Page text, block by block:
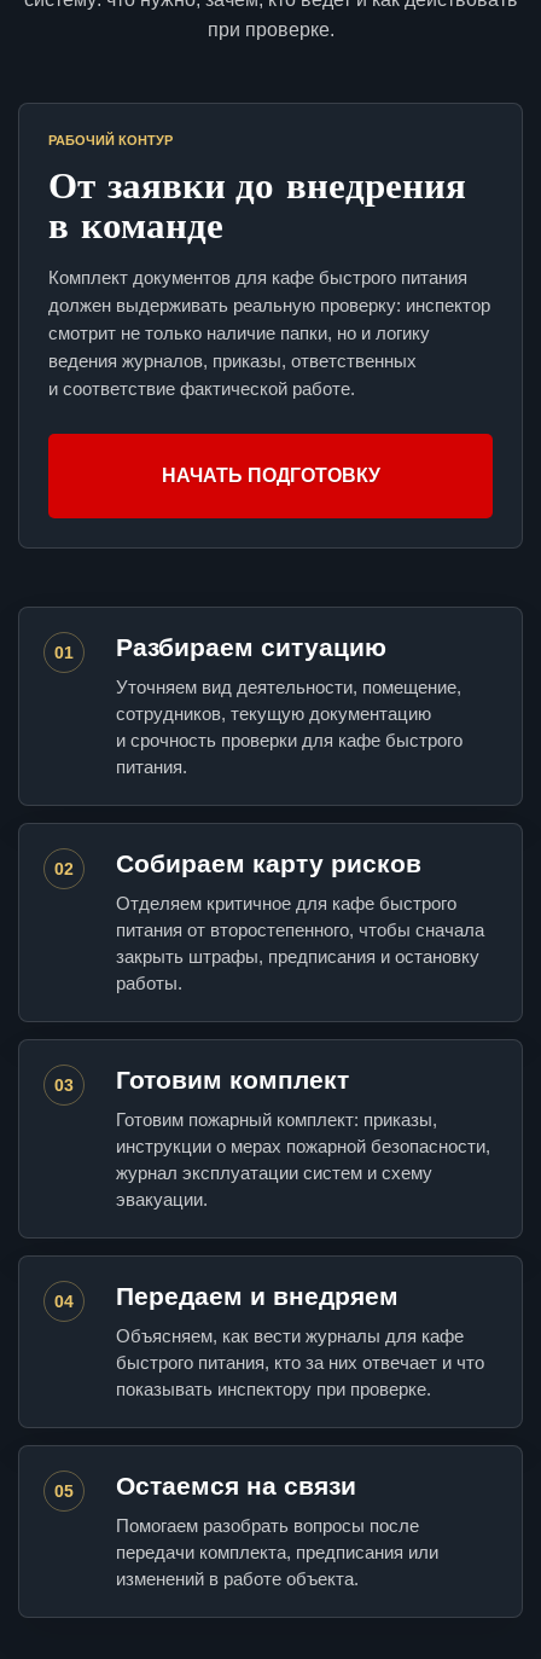
при проверке.
РАБОЧИЙ КОНТУР
От заявки до внедрения
в команде
Комплект документов для кафе быстрого питания
должен выдерживать реальную проверку: инспектор
смотрит не только наличие папки, но и логику
ведения журналов, приказы, ответственных
и соответствие фактической работе.
НАЧАТЬ ПОДГОТОВКУ
01 Разбираем ситуацию
Уточняем вид деятельности, помещение,
сотрудников, текущую документацию
и срочность проверки для кафе быстрого
питания.
02 Собираем карту рисков
Отделяем критичное для кафе быстрого
питания от второстепенного, чтобы сначала
закрыть штрафы, предписания и остановку
работы.
03 Готовим комплект
Готовим пожарный комплект: приказы,
инструкции о мерах пожарной безопасности,
журнал эксплуатации систем и схему
эвакуации.
04 Передаем и внедряем
Объясняем, как вести журналы для кафе
быстрого питания, кто за них отвечает и что
показывать инспектору при проверке.
05 Остаемся на связи
Помогаем разобрать вопросы после
передачи комплекта, предписания или
изменений в работе объекта.